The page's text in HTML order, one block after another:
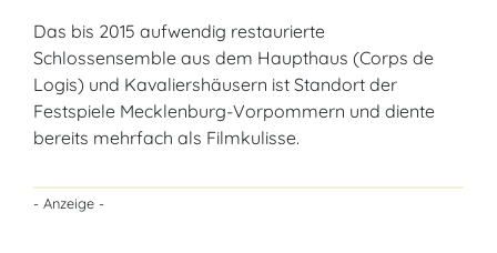
Das bis 2015 aufwendig restaurierte
Schlossensemble aus dem Haupthaus (Corps de
Logis) und Kavaliershäusern ist Standort der
Festspiele Mecklenburg-Vorpommern und diente
bereits mehrfach als Filmkulisse.
- Anzeige -